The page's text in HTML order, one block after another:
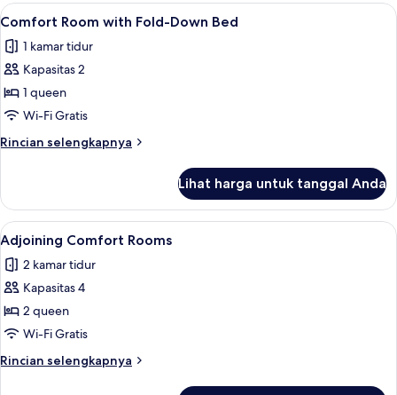
Lihat
semua
foto
untuk
Comfort
Room
with
Fold-
Bed
Comfort Room with Fold-Down Bed
12
Comfort Room with Fold-Down Bed
1 kamar tidur
Kapasitas 2
1 queen
Wi-Fi Gratis
Rincian selengkapnya
Rincian
Comfort
Room
with
Fold-
Down
Bed
Lihat harga untuk tanggal Anda
Lihat
semua
foto
untuk
Adjoining
Comfort
Rooms
Adjoining Comfort Rooms | Seprai
8
Adjoining Comfort Rooms
2 kamar tidur
Kapasitas 4
2 queen
Wi-Fi Gratis
Rincian selengkapnya
Rincian